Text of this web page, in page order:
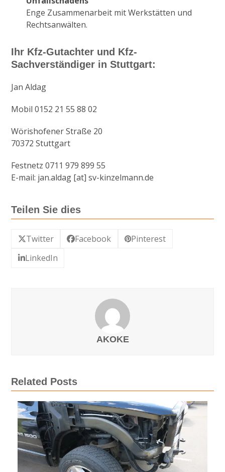
Enge Zusammenarbeit mit Werkstätten und
Rechtsanwälten.
Ihr Kfz-Gutachter und Kfz-
Sachverständiger in Stuttgart:
Jan Aldag
Mobil 0152 21 55 88 02
Wörishofener Straße 20
70372 Stuttgart
Festnetz 0711 979 899 55
E-mail: jan.aldag [at] sv-kinzelmann.de
Teilen Sie dies
Twitter Facebook
Pinterest
LinkedIn
AKOKE
Related Posts